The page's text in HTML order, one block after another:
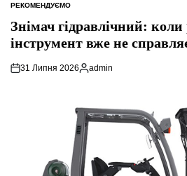
ОПУБЛІКУВАТИ
РЕКОМЕНДУЄМО
Знімач гідравлічний:
інструмент вже не
31 Липня 2026
Опубліковано
admin